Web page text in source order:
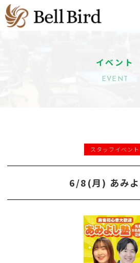
イベント
EVENT
スタッフイベント
6/8(月) あみ